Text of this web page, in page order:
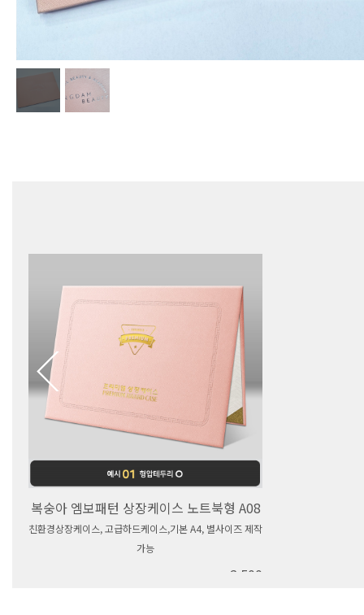
복숭아 엠보패턴 상장케이스 노트북형 A08
친환경상장케이스, 고급하드케이스,기본 A4, 별사이즈 제작
가능
2,500